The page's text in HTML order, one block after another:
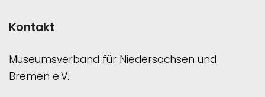
Kontakt
Museumsverband für Niedersachsen und
Bremen e.V.